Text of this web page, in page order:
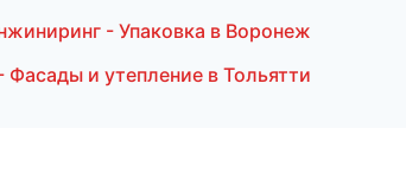
- Упаковка в Воронеж
и утепление в Тольятти